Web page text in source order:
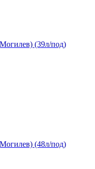
(39л/под)
(48л/под)